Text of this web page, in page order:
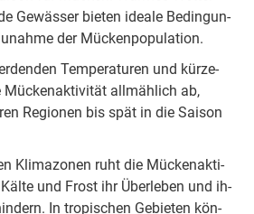
Ge­wäs­ser bie­ten idea­le Be­din­gun­
der Mü­cken­po­pu­la­ti­on.
Tem­pe­ra­tu­ren und kür­ze­
Mü­cken­ak­ti­vi­tät all­mäh­lich ab,
Re­gio­nen bis spät in die Sai­son
Kli­ma­zo­nen ruht die Mü­cken­ak­ti­
und Frost ihr Über­le­ben und ih­
In tro­pi­schen Ge­bie­ten kön­